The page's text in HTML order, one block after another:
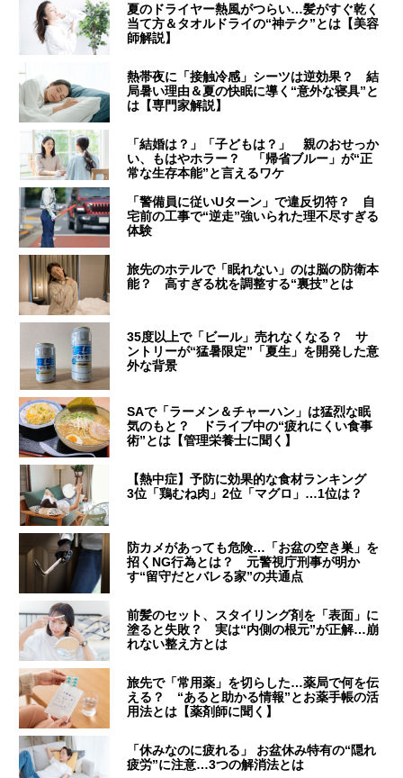
夏のドライヤー熱風がつらい…髪がすぐ乾く
当て方＆タオルドライの“神テク”とは【美容
師解説】
熱帯夜に「接触冷感」シーツは逆効果？ 結
局暑い理由＆夏の快眠に導く“意外な寝具”と
は【専門家解説】
「結婚は？」「子どもは？」 親のおせっか
い、もはやホラー？ 「帰省ブルー」が“正
常な生存本能”と言えるワケ
「警備員に従いUターン」で違反切符？ 自
宅前の工事で“逆走”強いられた理不尽すぎる
体験
旅先のホテルで「眠れない」のは脳の防衛本
能？ 高すぎる枕を調整する“裏技”とは
35度以上で「ビール」売れなくなる？ サ
ントリーが“猛暑限定”「夏生」を開発した意
外な背景
SAで「ラーメン＆チャーハン」は猛烈な眠
気のもと？ ドライブ中の“疲れにくい食事
術”とは【管理栄養士に聞く】
【熱中症】予防に効果的な食材ランキング
3位「鶏むね肉」2位「マグロ」…1位は？
防カメがあっても危険…「お盆の空き巣」を
招くNG行為とは？ 元警視庁刑事が明か
す“留守だとバレる家”の共通点
前髪のセット、スタイリング剤を「表面」に
塗ると失敗？ 実は“内側の根元”が正解…崩
れない整え方とは
旅先で「常用薬」を切らした…薬局で何を伝
える？ “あると助かる情報”とお薬手帳の活
用法とは【薬剤師に聞く】
「休みなのに疲れる」 お盆休み特有の“隠れ
疲労”に注意…3つの解消法とは